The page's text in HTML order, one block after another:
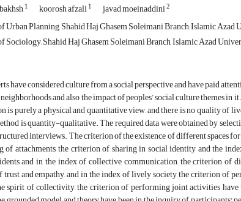
1 koorosh afzali1 javad moeinaddini2
Urban Planning, Shahid Haj Ghasem Soleimani Branch, Islamic Azad
Sociology, Shahid Haj Ghasem Soleimani Branch, Islamic Azad
have considered culture from a social perspective and have paid
and also the impact of peoples’ social culture themes in
is purely a physical and quantitative view, and there is no quality of
is quantity-qualitative. The required data were obtained by
interviews. The criterion of the existence of different spaces
of attachments, the criterion of sharing in social identity and the
and in the index of collective communication, the criterion
and empathy, and in the index of lively society, the criterion of
spirit of collectivity, the criterion of performing joint activities